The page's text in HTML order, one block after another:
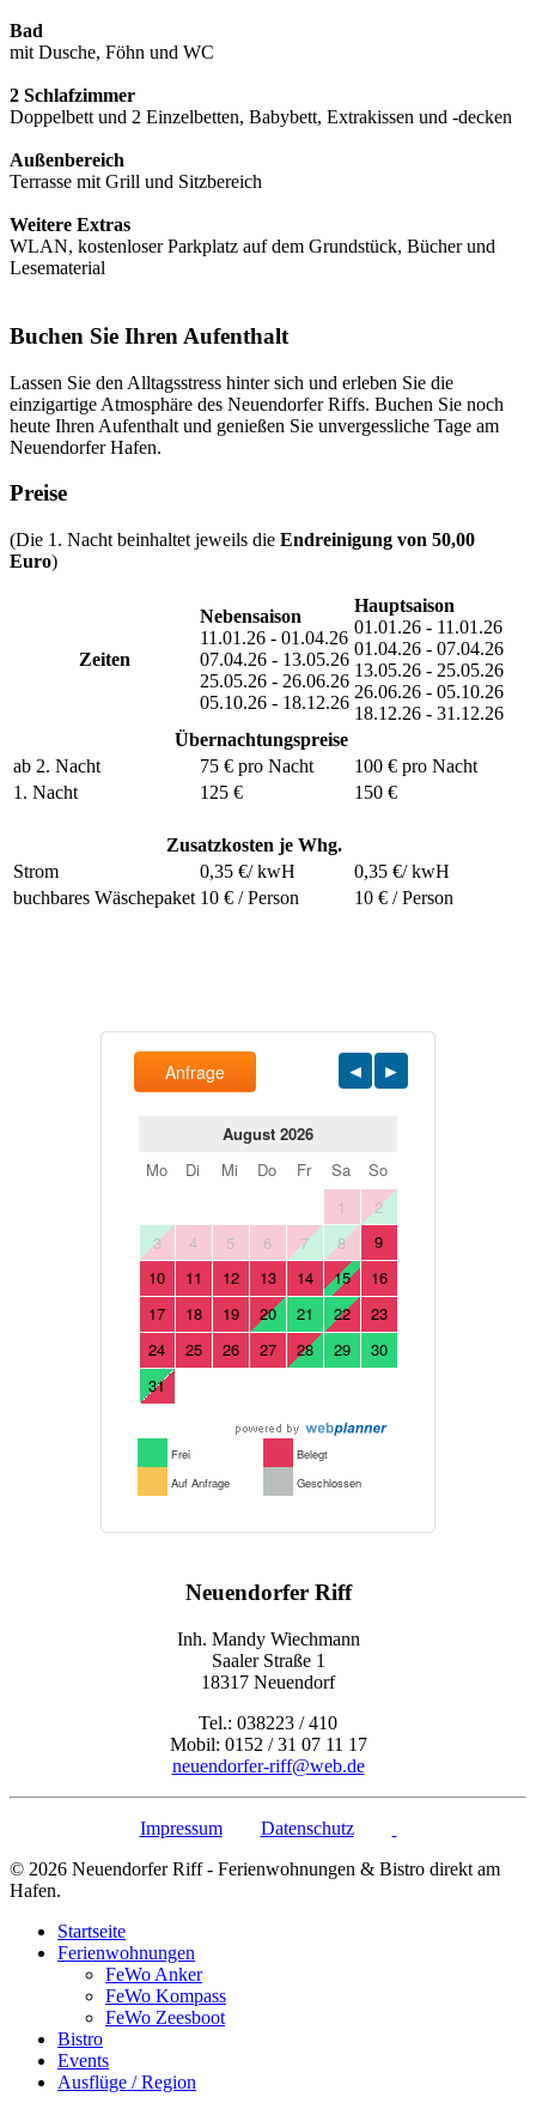
Bad
mit Dusche, Föhn und WC
2 Schlafzimmer
Doppelbett und 2 Einzelbetten, Babybett, Extrakissen und -decken
Außenbereich
Terrasse mit Grill und Sitzbereich
Weitere Extras
WLAN, kostenloser Parkplatz auf dem Grundstück, Bücher und
Lesematerial
Buchen Sie Ihren Aufenthalt
Lassen Sie den Alltagsstress hinter sich und erleben Sie die
einzigartige Atmosphäre des Neuendorfer Riffs. Buchen Sie noch
heute Ihren Aufenthalt und genießen Sie unvergessliche Tage am
Neuendorfer Hafen.
Preise
(Die 1. Nacht beinhaltet jeweils die Endreinigung von 50,00
Euro)
Zeiten
Nebensaison
11.01.26 - 01.04.26
07.04.26 - 13.05.26
25.05.26 - 26.06.26
05.10.26 - 18.12.26
Hauptsaison
01.01.26 - 11.01.26
01.04.26 - 07.04.26
13.05.26 - 25.05.26
26.06.26 - 05.10.26
18.12.26 - 31.12.26
Übernachtungspreise
ab 2. Nacht
75 € pro Nacht
100 € pro Nacht
1. Nacht
125 € 150 €
Zusatzkosten je Whg.
Strom
0,35 €/ kwH
0,35 €/ kwH
buchbares Wäschepaket 10 € / Person 10 € / Person
Neuendorfer Riff
Inh. Mandy Wiechmann
Saaler Straße 1
18317 Neuendorf
Tel.: 038223 / 410
Mobil: 0152 / 31 07 11 17
neuendorfer-riff@web.de
Impressum
Datenschutz
© 2026 Neuendorfer Riff - Ferienwohnungen & Bistro direkt am
Hafen.
Startseite
Ferienwohnungen
FeWo Anker
FeWo Kompass
FeWo Zeesboot
Bistro
Events
Ausflüge / Region